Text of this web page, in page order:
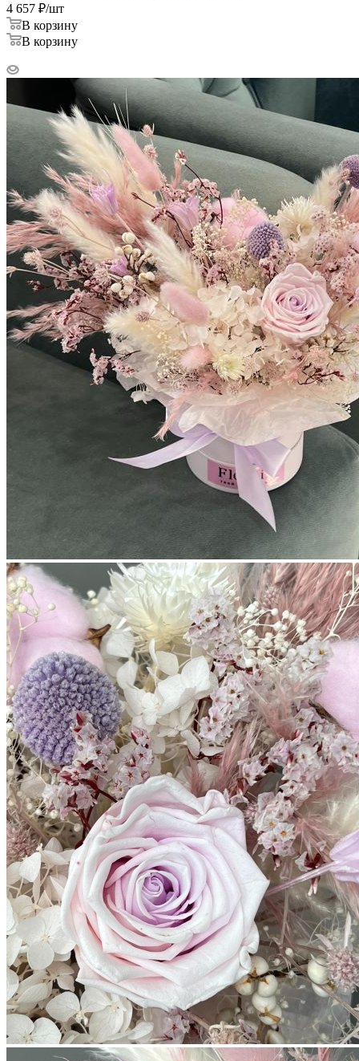
4 657 ₽/шт
В корзину
В корзину